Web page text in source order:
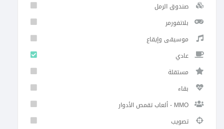
صندوق الرمل
بلاتفورمر
موسيقى وإيقاع
عادي
مستقلة
بقاء
ألعاب تقمص الأدوار - MMO
تصويب